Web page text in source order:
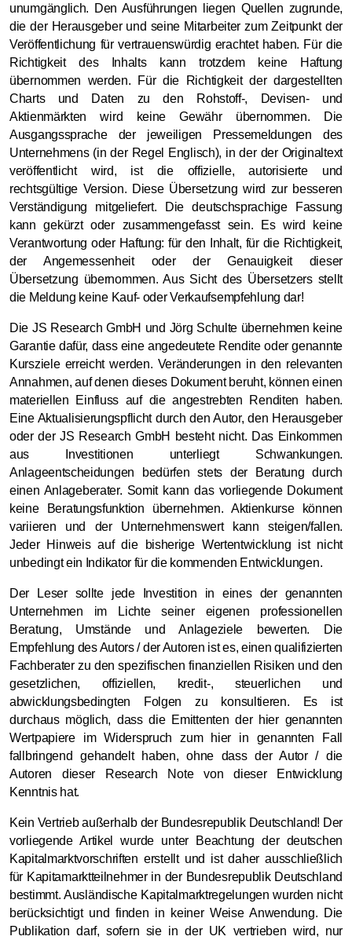
unumgänglich. Den Ausführungen liegen Quellen zugrunde,
die der Herausgeber und seine Mitarbeiter zum Zeitpunkt der
Veröffentlichung für vertrauenswürdig erachtet haben. Für die
Richtigkeit des Inhalts kann trotzdem keine Haftung
übernommen werden. Für die Richtigkeit der dargestellten
Charts und Daten zu den Rohstoff-, Devisen- und
Aktienmärkten wird keine Gewähr übernommen. Die
Ausgangssprache der jeweiligen Pressemeldungen des
Unternehmens (in der Regel Englisch), in der der Originaltext
veröffentlicht wird, ist die offizielle, autorisierte und
rechtsgültige Version. Diese Übersetzung wird zur besseren
Verständigung mitgeliefert. Die deutschsprachige Fassung
kann gekürzt oder zusammengefasst sein. Es wird keine
Verantwortung oder Haftung: für den Inhalt, für die Richtigkeit,
der Angemessenheit oder der Genauigkeit dieser
Übersetzung übernommen. Aus Sicht des Übersetzers stellt
die Meldung keine Kauf- oder Verkaufsempfehlung dar!
Die JS Research GmbH und Jörg Schulte übernehmen keine
Garantie dafür, dass eine angedeutete Rendite oder genannte
Kursziele erreicht werden. Veränderungen in den relevanten
Annahmen, auf denen dieses Dokument beruht, können einen
materiellen Einfluss auf die angestrebten Renditen haben.
Eine Aktualisierungspflicht durch den Autor, den Herausgeber
oder der JS Research GmbH besteht nicht. Das Einkommen
aus Investitionen unterliegt Schwankungen.
Anlageentscheidungen bedürfen stets der Beratung durch
einen Anlageberater. Somit kann das vorliegende Dokument
keine Beratungsfunktion übernehmen. Aktienkurse können
variieren und der Unternehmenswert kann steigen/fallen.
Jeder Hinweis auf die bisherige Wertentwicklung ist nicht
unbedingt ein Indikator für die kommenden Entwicklungen.
Der Leser sollte jede Investition in eines der genannten
Unternehmen im Lichte seiner eigenen professionellen
Beratung, Umstände und Anlageziele bewerten. Die
Empfehlung des Autors / der Autoren ist es, einen qualifizierten
Fachberater zu den spezifischen finanziellen Risiken und den
gesetzlichen, offiziellen, kredit-, steuerlichen und
abwicklungsbedingten Folgen zu konsultieren. Es ist
durchaus möglich, dass die Emittenten der hier genannten
Wertpapiere im Widerspruch zum hier in genannten Fall
fallbringend gehandelt haben, ohne dass der Autor / die
Autoren dieser Research Note von dieser Entwicklung
Kenntnis hat.
Kein Vertrieb außerhalb der Bundesrepublik Deutschland! Der
vorliegende Artikel wurde unter Beachtung der deutschen
Kapitalmarktvorschriften erstellt und ist daher ausschließlich
für Kapitamarktteilnehmer in der Bundesrepublik Deutschland
bestimmt. Ausländische Kapitalmarktregelungen wurden nicht
berücksichtigt und finden in keiner Weise Anwendung. Die
Publikation darf, sofern sie in der UK vertrieben wird, nur